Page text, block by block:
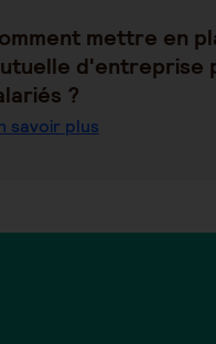
mettre en
d'entreprise
?
savoir plus